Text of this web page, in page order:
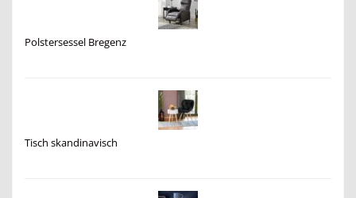
Polstersessel Bregenz
Tisch skandinavisch